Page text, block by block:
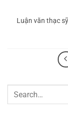
Luận văn thạc